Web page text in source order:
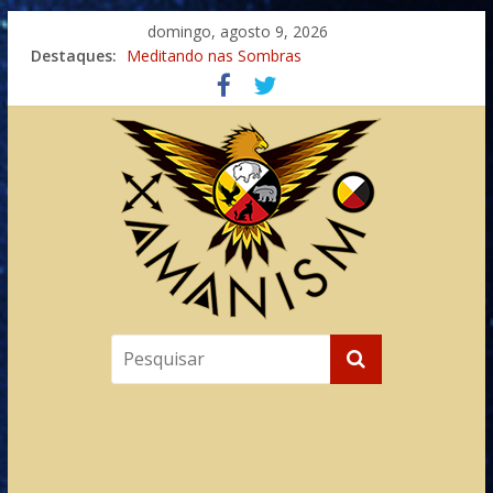
domingo, agosto 9, 2026
Destaques: Meditando nas Sombras
Autosuficiência: A Jornada do Espírito Ancestral
Xamanismo Universal
Totens – Caminho Espiritual – Crescimento
Imaginação na Cura